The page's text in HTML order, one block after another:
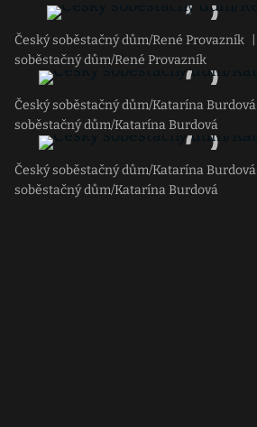
Český soběstačný dům/René Provazník
soběstačný dům/René Provazník
Český soběstačný dům/Katarína Burdová
soběstačný dům/Katarína Burdová
Český soběstačný dům/Katarína Burdová
soběstačný dům/Katarína Burdová